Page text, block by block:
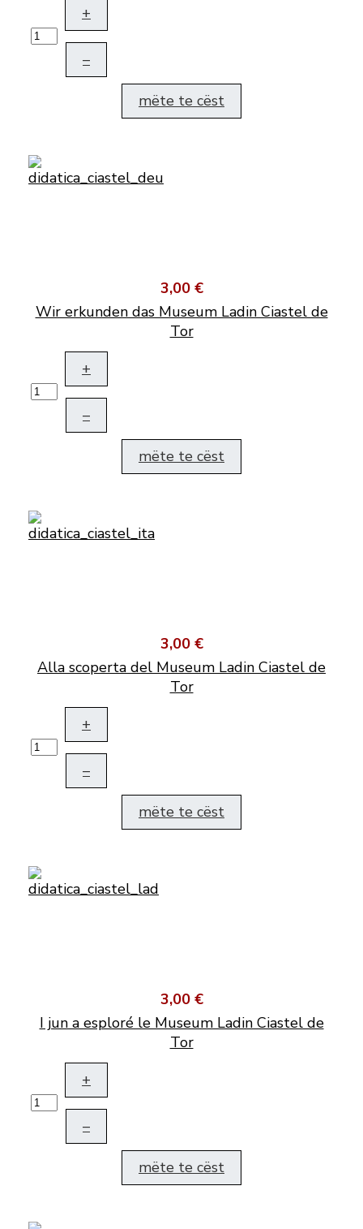
+
–
mëte te cëst
3,00 €
Wir erkunden das Museum Ladin Ciastel de
Tor
+
–
mëte te cëst
3,00 €
Alla scoperta del Museum Ladin Ciastel de
Tor
+
–
mëte te cëst
3,00 €
I jun a esploré le Museum Ladin Ciastel de
Tor
+
–
mëte te cëst